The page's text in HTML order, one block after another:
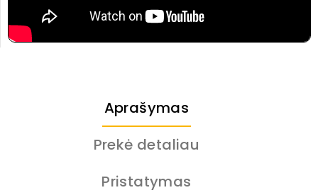
Aprašymas
Prekė detaliau
Pristatymas